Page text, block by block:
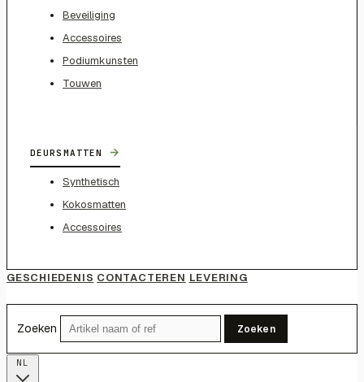
Beveiliging
Accessoires
Podiumkunsten
Touwen
DEURSMATTEN →
Synthetisch
Kokosmatten
Accessoires
GESCHIEDENIS CONTACTEREN LEVERING
Zoeken Zoeken